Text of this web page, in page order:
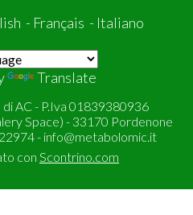
- Français - Italiano
Translate
AC - P.Iva 01839380936
Space) - 33170 Pordenone
- info@metabolomic.it
con Scontrino.com